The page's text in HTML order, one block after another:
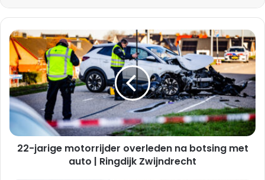
22-
jarige
motorrijder
overleden
na
botsing
met
auto
|
Ringdijk
22-jarige motorrijder overleden na botsing met
auto | Ringdijk Zwijndrecht